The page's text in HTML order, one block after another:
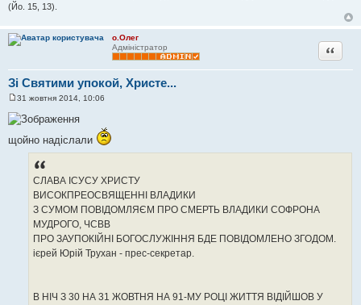
(Йо. 15, 13).
о.Олег
Адміністратор
Зі Святими упокой, Христе...
Цитата
о
в
д
31 жовтня 2014, 10:06
щойно надіслали
СЛАВА ІСУСУ ХРИСТУ
ВИСОКПРЕОСВЯЩЕННІ ВЛАДИКИ
З СУМОМ ПОВІДОМЛЯЄМ ПРО СМЕРТЬ ВЛАДИКИ СОФРОНА
МУДРОГО, ЧСВВ
ПРО ЗАУПОКІЙНІ БОГОСЛУЖІННЯ БДЕ ПОВІДОМЛЕНО ЗГОДОМ.
ієрей Юрій Трухан - прес-секретар.
В НІЧ З 30 НА 31 ЖОВТНЯ НА 91-МУ РОЦІ ЖИТТЯ ВІДІЙШОВ У